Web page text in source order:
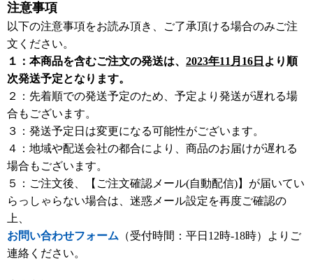
注意事項
以下の注意事項をお読み頂き、ご了承頂ける場合のみご注
文ください。
１：本商品を含むご注文の発送は、 2023年11月16日 より順
次発送予定となります。
２：先着順での発送予定のため、予定より発送が遅れる場
合もございます。
３：発送予定日は変更になる可能性がございます。
４：地域や配送会社の都合により、商品のお届けが遅れる
場合もございます。
５：ご注文後、【ご注文確認メール(自動配信)】が届いてい
らっしゃらない場合は、迷惑メール設定を再度ご確認の
上、
お問い合わせフォーム （受付時間：平日12時-18時）よりご
連絡ください。